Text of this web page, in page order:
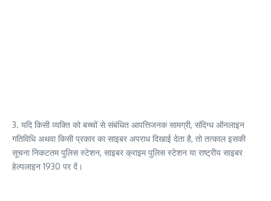
3. यदि किसी व्यक्ति को बच्चों से संबंधित आपत्तिजनक सामग्री, संदिग्ध ऑनलाइन
गतिविधि अथवा किसी प्रकार का साइबर अपराध दिखाई देता है, तो तत्काल इसकी
सूचना निकटतम पुलिस स्टेशन, साइबर क्राइम पुलिस स्टेशन या राष्ट्रीय साइबर
हेल्पलाइन 1930 पर दें।